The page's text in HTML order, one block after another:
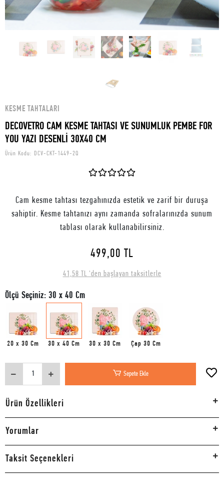
KESME TAHTALARI
DECOVETRO CAM KESME TAHTASI VE SUNUMLUK PEMBE FOR
YOU YAZI DESENLİ 30X40 CM
Ürün Kodu: DCV-CKT-1449-2Q
Cam kesme tahtası tezgahınızda estetik ve zarif bir duruşa
sahiptir. Kesme tahtanızı aynı zamanda sofralarınızda sunum
tablası olarak kullanabilirsiniz.
499,00 TL
41,58 TL 'den başlayan taksitlerle
Ölçü Seçiniz: 30 x 40 Cm
20 x 30 Cm 30 x 40 Cm 30 x 30 Cm Çap 30 Cm
Sepete Ekle
Ürün Özellikleri
Yorumlar
Taksit Seçenekleri